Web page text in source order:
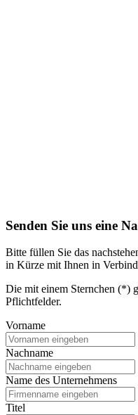
Senden Sie uns eine
Bitte füllen Sie das
in Kürze mit Ihnen in
Die mit einem Sternchen (*)
Pflichtfelder.
Vorname
Nachname
Name des Unternehmens
Titel